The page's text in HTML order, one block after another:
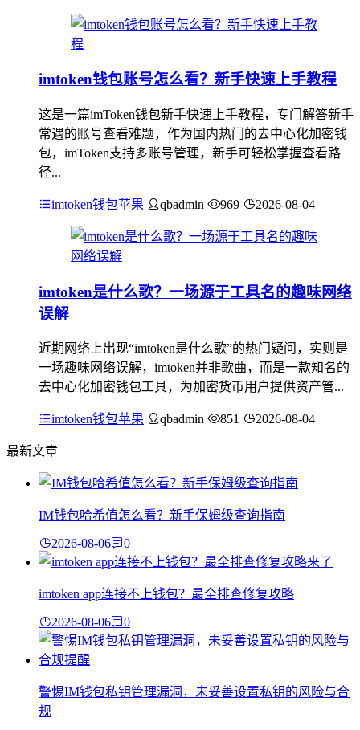
imtoken钱包账号怎么看？新手快速上手教程
这是一篇imToken钱包新手快速上手教程，专门解答新手
常遇的账号查看难题，作为国内热门的去中心化加密钱
包，imToken支持多账号管理，新手可轻松掌握查看路
径...
imtoken钱包苹果 qbadmin 969 2026-08-04
imtoken是什么歌？一场源于工具名的趣味网络
误解
近期网络上出现“imtoken是什么歌”的热门疑问，实则是
一场趣味网络误解，imtoken并非歌曲，而是一款知名的
去中心化加密钱包工具，为加密货币用户提供资产管...
imtoken钱包苹果 qbadmin 851 2026-08-04
最新文章
IM钱包哈希值怎么看？新手保姆级查询指南
2026-08-06 0
imtoken app连接不上钱包？最全排查修复攻略
2026-08-06 0
警惕IM钱包私钥管理漏洞，未妥善设置私钥的风险与合
规